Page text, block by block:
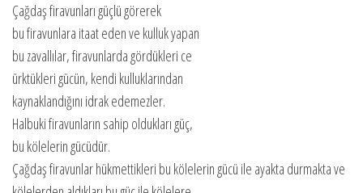
Çağdaş firavunları güçlü görerek
bu firavunlara itaat eden ve kulluk yapan
bu zavallılar, firavunlarda gördükleri ce
ürktükleri gücün, kendi kulluklarından
kaynaklandığını idrak edemezler.
Halbuki firavunların sahip oldukları güç,
bu kölelerin gücüdür.
Çağdaş firavunlar hükmettikleri bu kölelerin gücü ile ayakta durmakta ve